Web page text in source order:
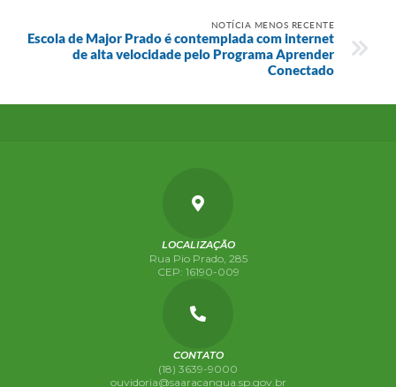
NOTÍCIA MENOS RECENTE
Escola de Major Prado é contemplada com internet
de alta velocidade pelo Programa Aprender
Conectado
LOCALIZAÇÃO
Rua Pio Prado, 285
CEP: 16190-009
CONTATO
(18) 3639-9000
ouvidoria@saaracangua.sp.gov.br